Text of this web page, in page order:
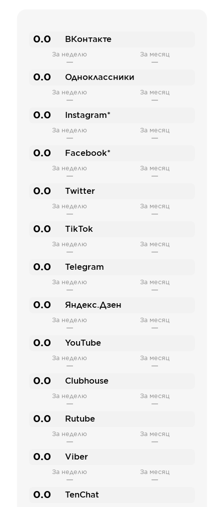
0.0 ВКонтакте
За неделю
—
За месяц
—
0.0 Одноклассники
За неделю
—
За месяц
—
0.0 Instagram*
За неделю
—
За месяц
—
0.0 Facebook*
За неделю
—
За месяц
—
0.0 Twitter
За неделю
—
За месяц
—
0.0 TikTok
За неделю
—
За месяц
—
0.0 Telegram
За неделю
—
За месяц
—
0.0 Яндекс.Дзен
За неделю
—
За месяц
—
0.0 YouTube
За неделю
—
За месяц
—
0.0 Clubhouse
За неделю
—
За месяц
—
0.0 Rutube
За неделю
—
За месяц
—
0.0 Viber
За неделю
—
За месяц
—
0.0 TenChat